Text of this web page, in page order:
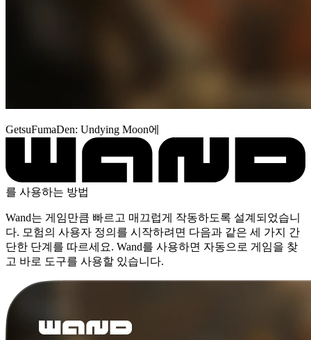
GetsuFumaDen: Undying Moon에
를 사용하는 방법
Wand는 게임만큼 빠르고 매끄럽게 작동하도록 설계되었습니
다. 모험의 사용자 정의를 시작하려면 다음과 같은 세 가지 간
단한 단계를 따르세요. Wand를 사용하면 자동으로 게임을 찾
고 바로 도구를 사용할 있습니다.